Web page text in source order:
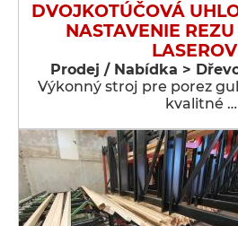
DVOJKOTÚČOVÁ
NASTAVENIE
Prodej / Nabídka >
Výkonný stroj pre porez
kvalitné …